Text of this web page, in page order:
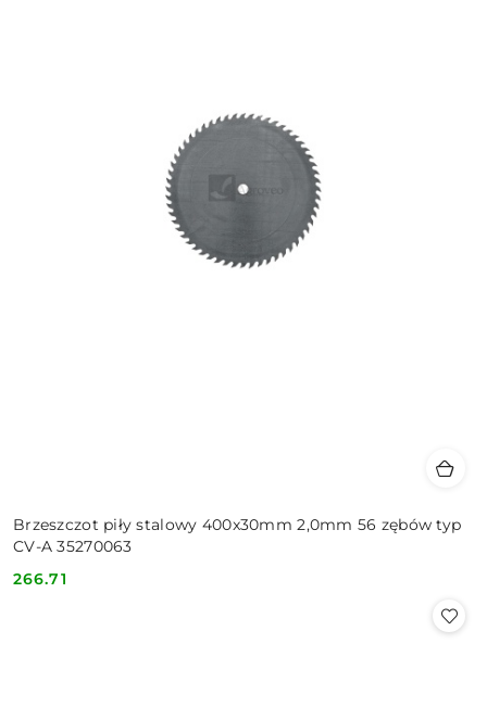
Brzeszczot piły stalowy 400x30mm 2,0mm 56 zębów typ
CV-A 35270063
Cena:
266.71